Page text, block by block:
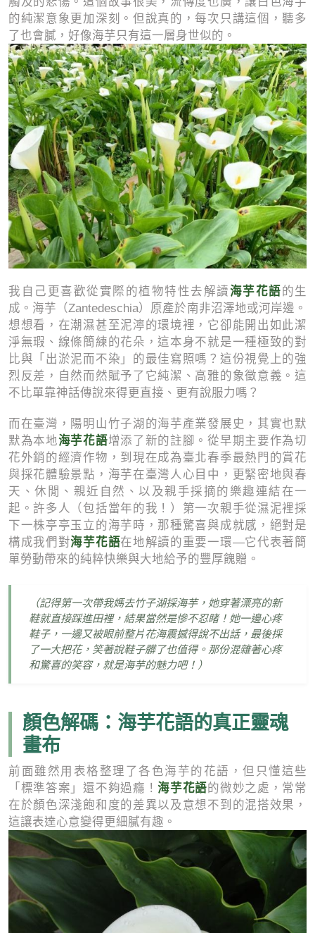
的純潔意象更加深刻。但說真的，每次只講這個，聽多
了也會膩，好像海芋只有這一層身世似的。
我自己更喜歡從實際的植物特性去解讀海芋花語的生
成。海芋（Zantedeschia）原產於南非沼澤地或河岸邊。
想想看，在潮濕甚至泥濘的環境裡，它卻能開出如此潔
淨無瑕、線條簡練的花朵，這本身不就是一種極致的對
比與「出淤泥而不染」的最佳寫照嗎？這份視覺上的強
烈反差，自然而然賦予了它純潔、高雅的象徵意義。這
不比單靠神話傳說來得更直接、更有說服力嗎？
而在臺灣，陽明山竹子湖的海芋產業發展史，其實也默
默為本地海芋花語增添了新的註腳。從早期主要作為切
花外銷的經濟作物，到現在成為臺北春季最熱門的賞花
與採花體驗景點，海芋在臺灣人心目中，更緊密地與春
天、休閒、親近自然、以及親手採摘的樂趣連結在一
起。許多人（包括當年的我！）第一次親手從濕泥裡採
下一株亭亭玉立的海芋時，那種驚喜與成就感，絕對是
構成我們對海芋花語在地解讀的重要一環—它代表著簡
單勞動帶來的純粹快樂與大地給予的豐厚餽贈。
（記得第一次帶我媽去竹子湖採海芋，她穿著漂亮的新
鞋就直接踩進田裡，結果當然是慘不忍睹！她一邊心疼
鞋子，一邊又被眼前整片花海震撼得說不出話，最後採
了一大把花，笑著說鞋子髒了也值得。那份混雜著心疼
和驚喜的笑容，就是海芋的魅力吧！）
顏色解碼：海芋花語的真正靈魂
畫布
前面雖然用表格整理了各色海芋的花語，但只懂這些
「標準答案」還不夠過癮！海芋花語的微妙之處，常常
在於顏色深淺飽和度的差異以及意想不到的混搭效果，
這讓表達心意變得更細膩有趣。